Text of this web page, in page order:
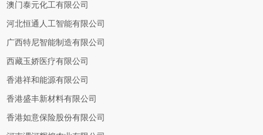
澳门泰元化工有限公司
河北恒通人工智能有限公司
广西特尼智能制造有限公司
西藏玉娇医疗有限公司
香港祥和能源有限公司
香港盛丰新材料有限公司
香港如意保险股份有限公司